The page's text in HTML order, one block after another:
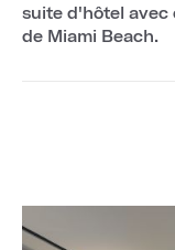
suite d'hôtel
de Miami Beach.